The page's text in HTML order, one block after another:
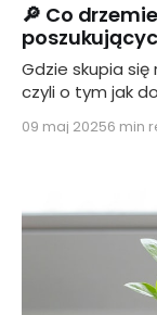
🔎 Co
Gdzie skupia
czyli o tym jak
09 maj 20256 min